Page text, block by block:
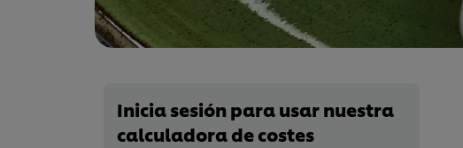
Inicia sesión para usar nuestra
calculadora de costes